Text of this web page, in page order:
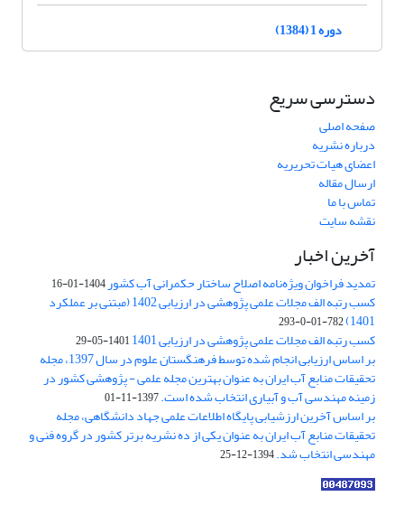
دوره 1 (1384)
دسترسی سریع
صفحه اصلی
درباره نشریه
اعضای هیات تحریریه
ارسال مقاله
تماس با ما
نقشه سایت
آخرین اخبار
تمدید فراخوان ویژه‌نامه اصلاح ساختار حکمرانی آب کشور1404-01-16
کسب رتبه الف مجلات علمی پژوهشی در ارزیابی 1402 (مبتنی بر عملکرد
1401)
782-01-0-293
کسب رتبه الف مجلات علمی پژوهشی در ارزیابی 1401 1401-05-29
بر اساس ارزیابی انجام شده توسط فرهنگستان علوم در سال 1397، مجله
تحقیقات منابع آب ایران به عنوان بهترین مجله علمی - پژوهشی کشور در
زمینه مهندسی آب و آبیاری انتخاب شده است.1397-11-01
بر اساس آخرین ارزشیابی پایگاه اطلاعات علمی جهاد دانشگاهی، مجله
تحقیقات منابع آب ایران به عنوان یکی از ده نشریه برتر کشور در گروه فنی و
مهندسی انتخاب شد.1394-12-25